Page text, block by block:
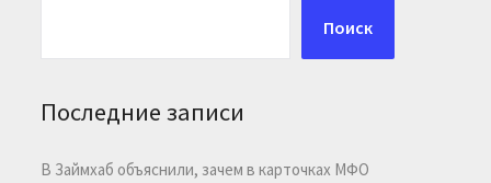
Поиск
Последние записи
В Займхаб объяснили, зачем в карточках МФО